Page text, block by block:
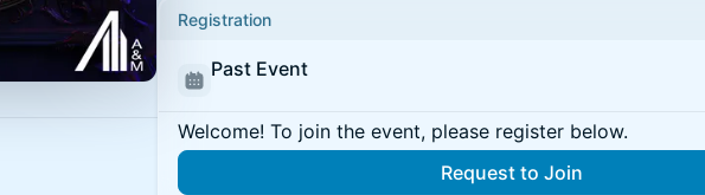
Registration
Past Event
Welcome! To join the event, please register below.
Request to Join